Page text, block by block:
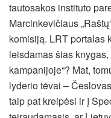
tautosakos instituto
Marcinkevičiaus
komisiją. LRT portalas
leisdamas šias
kampanijoje“? Mat,
lyderio tėvai –
taip pat kreipėsi ir į